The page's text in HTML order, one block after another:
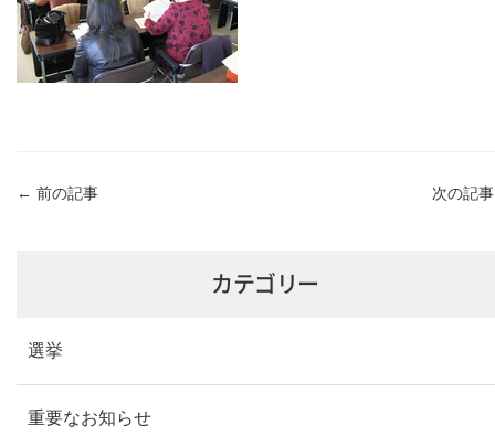
← 前の記事 次の記
カテゴリー
選挙
重要なお知らせ